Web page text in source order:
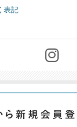
表記